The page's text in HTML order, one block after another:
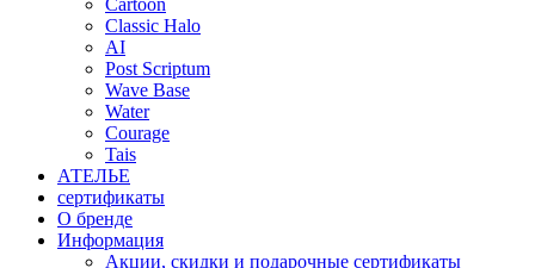
Classic Halo
AI
Post Scriptum
Wave Base
Water
Courage
Tais
АТЕЛЬЕ
сертификаты
О бренде
Информация
Акции, скидки и подарочные сертификаты